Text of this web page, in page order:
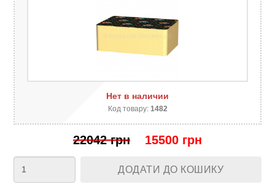
Нет в наличии
Код товару: 1482
22042 грн 15500 грн
ДОДАТИ ДО КОШИКУ